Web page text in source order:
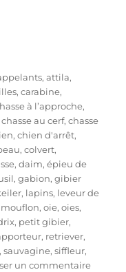
,attila,
,carabine,
à l’approche,
chasse au cerf,chasse
,chien d'arrêt,
,colvert,
,daim,épieu de
,gabion,gibier
, lapins, leveur de
mouflon,oie,oies,
, petit gibier,
, retriever,
,sauvagine,siffleur,
un commentaires